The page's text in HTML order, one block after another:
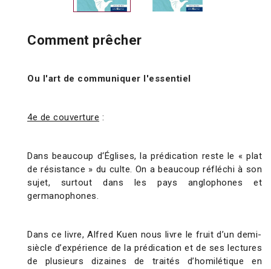
Comment prêcher
Ou l'art de communiquer l'essentiel
4e de couverture :
Dans beaucoup d‘Églises, la prédication reste le « plat
de résistance » du culte. On a beaucoup réfléchi à son
sujet, surtout dans les pays anglophones et
germanophones.
Dans ce livre, Alfred Kuen nous livre le fruit d’un demi-
siècle d’expérience de la prédication et de ses lectures
de plusieurs dizaines de traités d’homilétique en